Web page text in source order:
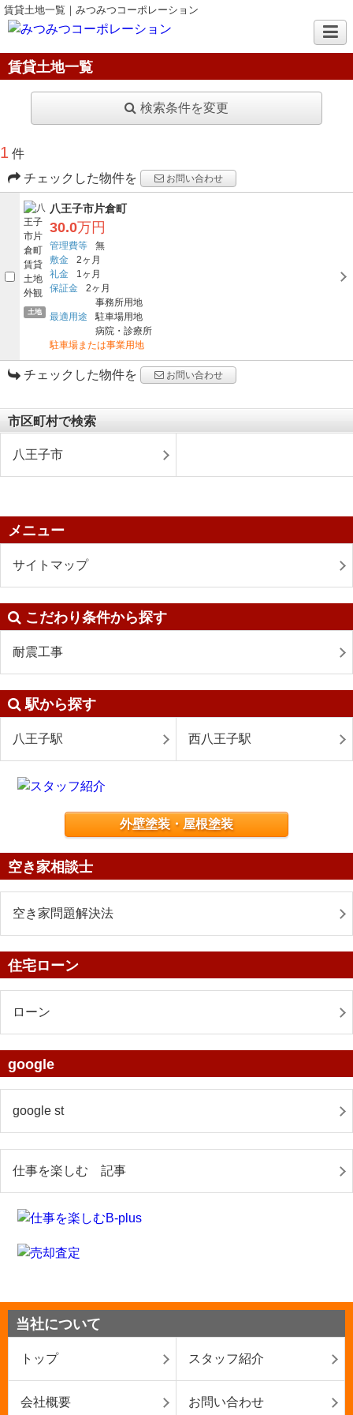
賃貸土地一覧｜みつみつコーポレーション
賃貸土地一覧
検索条件を変更
1 件
チェックした物件を
お問い合わせ
土地
八王子市片倉町
30.0万円
管理費等
無
敷金
2ヶ月
礼金
1ヶ月
保証金
2ヶ月
最適用途
事務所用地
駐車場用地
病院・診療所
駐車場または事業用地
チェックした物件を お問い合わせ
市区町村で検索
八王子市
メニュー
サイトマップ
こだわり条件から探す
耐震工事
駅から探す
八王子駅 西八王子駅
外壁塗装・屋根塗装
空き家相談士
空き家問題解決法
住宅ローン
ローン
google
google st
仕事を楽しむ 記事
当社について
トップ スタッフ紹介
会社概要 お問い合わせ